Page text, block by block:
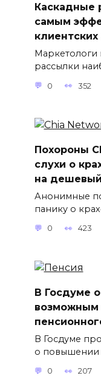
Каскадные
самым
Маркетологи
рассылки
0 352
Похороны
слухи о
на
Анонимные
панику о
0 423
В Госдуме
В Госдуме
о повышении
0 207